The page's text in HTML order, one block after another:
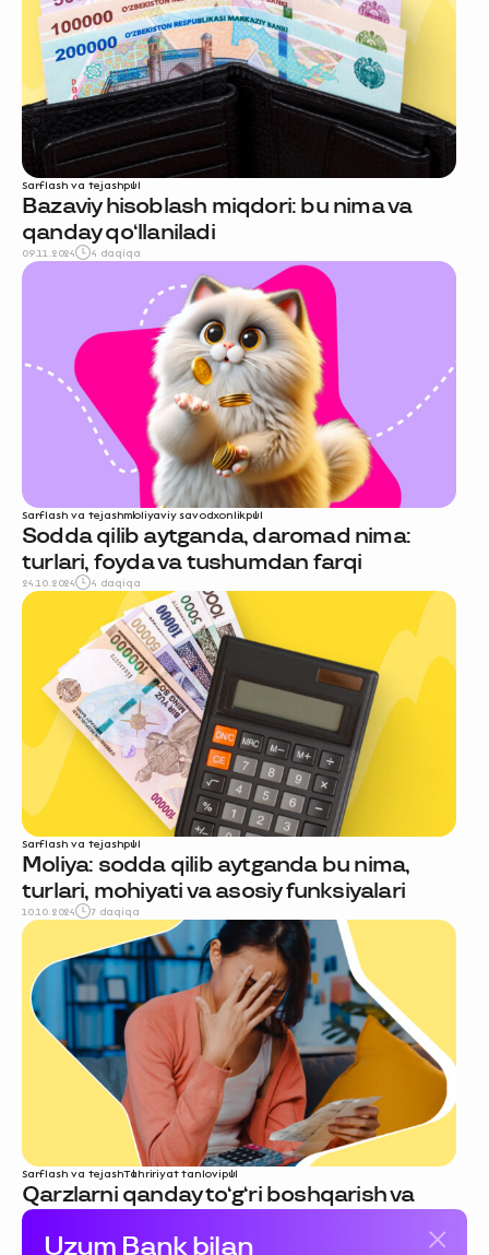
Sarflash va tejashpul
Bazaviy hisoblash miqdori: bu nima va
qanday qo‘llaniladi
09.11.2024 4 daqiqa
Sarflash va tejashmoliyaviy savodxonlikpul
Sodda qilib aytganda, daromad nima:
turlari, foyda va tushumdan farqi
24.10.2024 4 daqiqa
Sarflash va tejashpul
Moliya: sodda qilib aytganda bu nima,
turlari, mohiyati va asosiy funksiyalari
10.10.2024 7 daqiqa
Sarflash va tejashTahririyat tanlovipul
Qarzlarni qanday to‘g‘ri boshqarish va
ulardan tezroq qutulish bo‘yicha
ko‘rsatmalar
Uzum Bank bilan